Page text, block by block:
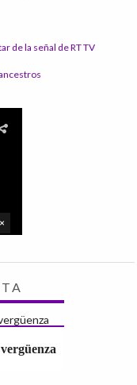
de la señal de RT TV